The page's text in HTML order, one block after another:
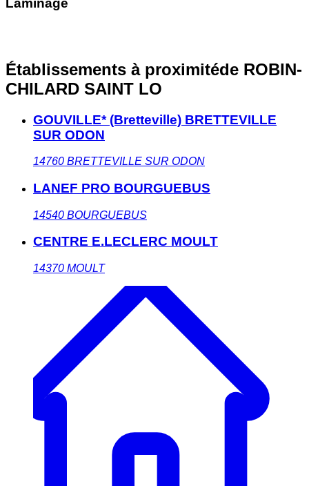
Laminage
Établissements à proximitéde ROBIN-
CHILARD SAINT LO
GOUVILLE* (Bretteville) BRETTEVILLE
SUR ODON
14760 BRETTEVILLE SUR ODON
LANEF PRO BOURGUEBUS
14540 BOURGUEBUS
CENTRE E.LECLERC MOULT
14370 MOULT